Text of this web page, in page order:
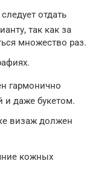
отдать
так как за
множество раз.
гармонично
и даже букетом.
визаж должен
кожных